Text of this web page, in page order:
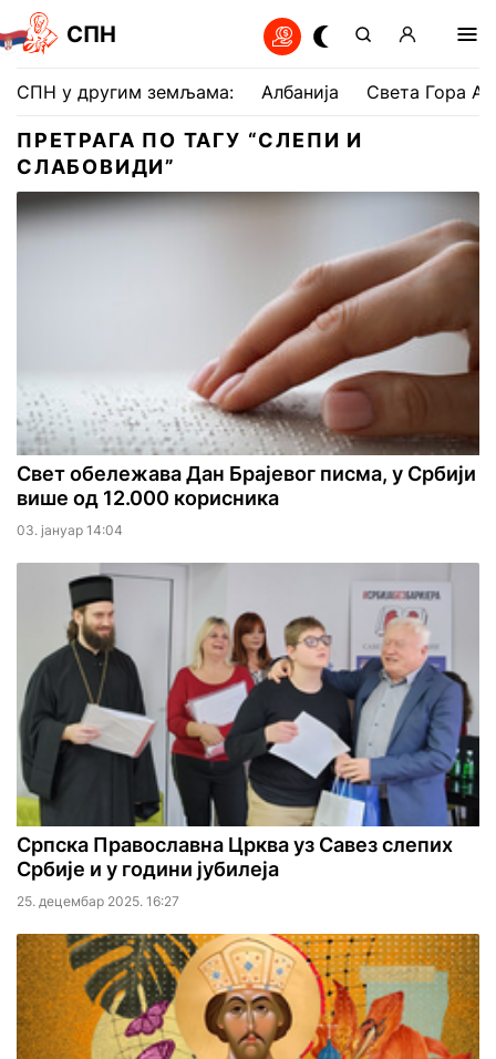
СПН
СПН у другим земљама: Албанија Света Гора
ПРЕТРАГА ПО ТАГУ “СЛЕПИ И
СЛАБОВИДИ”
Свет обележава Дан Брајевог писма, у Србији
више од 12.000 корисника
03. јануар 14:04
Српска Православна Црква уз Савез слепих
Србије и у години јубилеја
25. децембар 2025. 16:27